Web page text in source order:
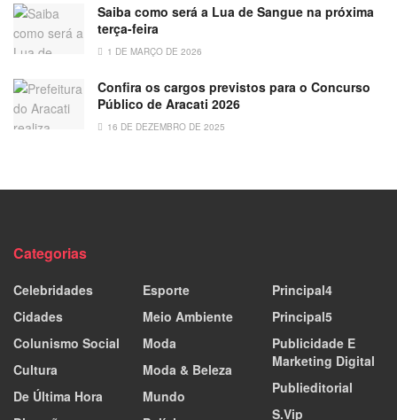
Saiba como será a Lua de Sangue na próxima
terça-feira
1 DE MARÇO DE 2026
Confira os cargos previstos para o Concurso
Público de Aracati 2026
16 DE DEZEMBRO DE 2025
Categorias
Celebridades
Cidades
Colunismo Social
Cultura
De Última Hora
Esporte
Meio Ambiente
Moda
Moda & Beleza
Mundo
Principal4
Principal5
Publicidade E
Marketing Digital
Publieditorial
S.Vip